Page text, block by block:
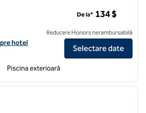
pentru Home2 Suites by Hilton Ashburn,
hotel
De la* 134 $
Reducere Honors nerambursabilă
Selectare date
Piscina exterioară